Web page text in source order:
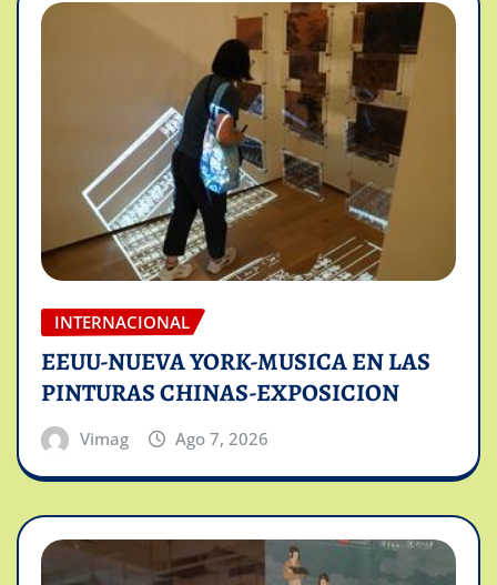
INTERNACIONAL
EEUU-NUEVA YORK-MUSICA EN LAS
PINTURAS CHINAS-EXPOSICION
Vimag Ago 7, 2026